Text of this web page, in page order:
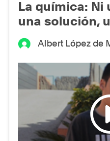
La química: Ni
una solución,
Albert López de